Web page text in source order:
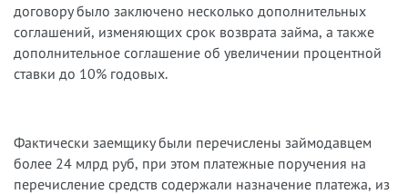
договору было заключено несколько дополнительных
соглашений, изменяющих срок возврата займа, а также
дополнительное соглашение об увеличении процентной
ставки до 10% годовых.
Фактически заемщику были перечислены займодавцем
более 24 млрд руб, при этом платежные поручения на
перечисление средств содержали назначение платежа, из